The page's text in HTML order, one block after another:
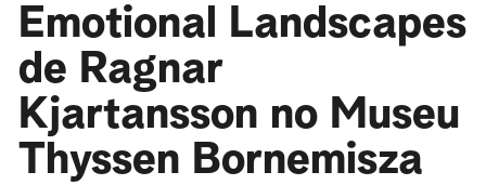
Emotional Landscapes
de Ragnar
Kjartansson no Museu
Thyssen Bornemisza